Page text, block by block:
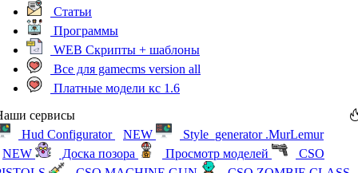
Статьи
Программы
WEB Скрипты + шаблоны
Все для gamecms version all
Платные модели кс 1.6
сервисы
Hud Configurator
NEW
Style_generator .MurLemur
NEW
Доска позора Просмотр моделей
CSO